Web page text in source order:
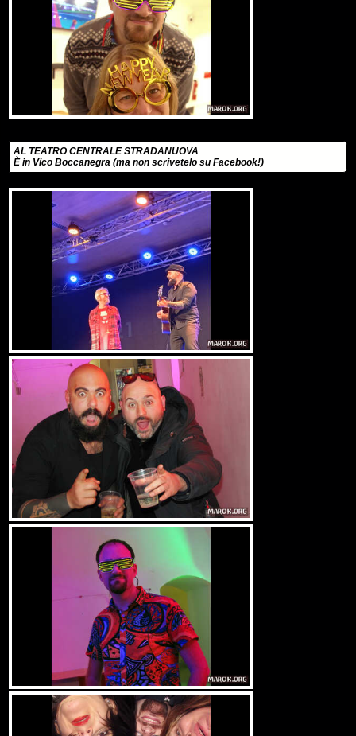
AL TEATRO CENTRALE STRADANUOVA
È in Vico Boccanegra (ma non scrivetelo su Facebook!)